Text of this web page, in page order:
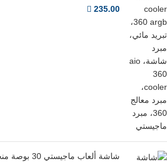
235.00
شاشة ألعاب ماجيستي 30